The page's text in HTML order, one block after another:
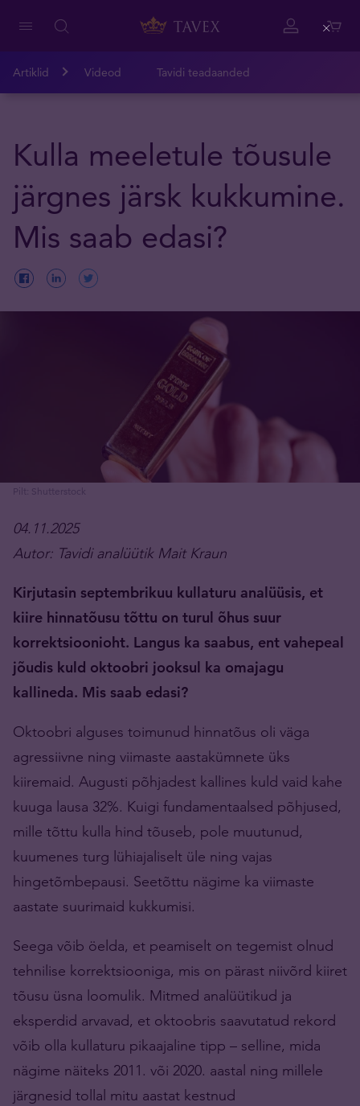
Artiklid Videod Tavidi teadaanded
Kulla meeletule tõusule
järgnes järsk kukkumine.
Mis saab edasi?
Pilt: Shutterstock
04.11.2025
Autor: Tavidi analüütik Mait Kraun
Kirjutasin septembrikuu kullaturu analüüsis, et
kiire hinnatõusu tõttu on turul õhus suur
korrektsioonioht. Langus ka saabus, ent vahepeal
jõudis kuld oktoobri jooksul ka omajagu
kallineda. Mis saab edasi?
Oktoobri alguses toimunud hinnatõus oli väga
agressiivne ning viimaste aastakümnete üks
kiiremaid. Augusti põhjadest kallines kuld vaid kahe
kuuga lausa 32%. Kuigi fundamentaalsed põhjused,
mille tõttu kulla hind tõuseb, pole muutunud,
kuumenes turg lühiajaliselt üle ning vajas
hingetõmbepausi. Seetõttu nägime ka viimaste
aastate suurimaid kukkumisi.
Seega võib öelda, et peamiselt on tegemist olnud
tehnilise korrektsiooniga, mis on pärast niivõrd kiiret
tõusu üsna loomulik. Mitmed analüütikud ja
eksperdid arvavad, et oktoobris saavutatud rekord
võib olla kullaturu pikaajaline tipp – selline, mida
nägime näiteks 2011. või 2020. aastal ning millele
järgnesid tollal mitu aastat kestnud
Close